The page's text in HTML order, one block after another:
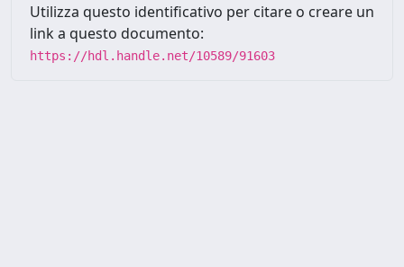
Utilizza questo identificativo per citare o creare un
link a questo documento:
https://hdl.handle.net/10589/91603